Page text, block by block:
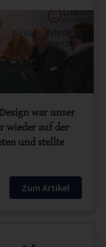
war unser
wieder auf der
und stellte
Zum Artikel